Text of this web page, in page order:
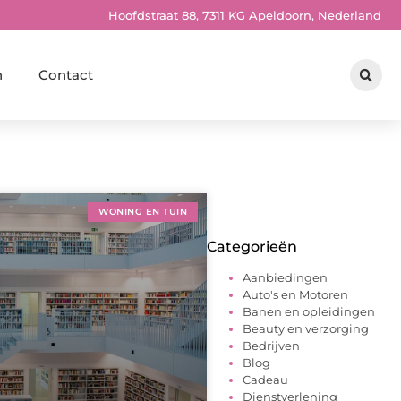
Hoofdstraat 88, 7311 KG Apeldoorn, Nederland
Contact
WONING EN TUIN
Categorieën
Aanbiedingen
Auto's en Motoren
Banen en opleidingen
Beauty en verzorging
Bedrijven
Blog
Cadeau
Dienstverlening